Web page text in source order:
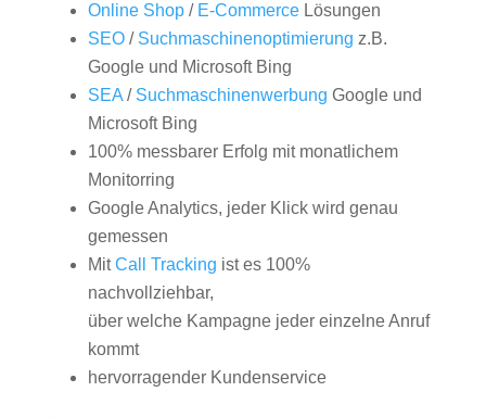
Online Shop/ E-CommerceLösungen
SEO/ Suchmaschinenoptimierung z.B.
Google und Microsoft Bing
SEA/ Suchmaschinenwerbung Google und
Microsoft Bing
100% messbarer Erfolg mit monatlichem
Monitorring
Google Analytics, jeder Klick wird genau
gemessen
MitCall Tracking ist es 100%
nachvollziehbar,
über welche Kampagne jeder einzelne Anruf
kommt
hervorragender Kundenservice